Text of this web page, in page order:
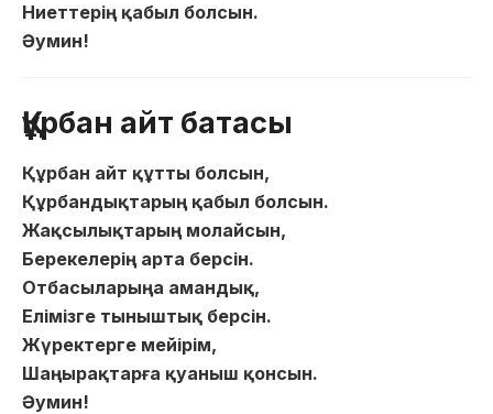
Ниеттерің қабыл болсын.
Әумин!
Құрбан айт батасы
Құрбан айт құтты болсын,
Құрбандықтарың қабыл болсын.
Жақсылықтарың молайсын,
Берекелерің арта берсін.
Отбасыларыңа амандық,
Елімізге тыныштық берсін.
Жүректерге мейірім,
Шаңырақтарға қуаныш қонсын.
Әумин!